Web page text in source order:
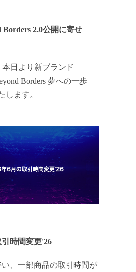
Borders 2.0公開に寄せ
本日より新ブランド
Borders 夢への一歩
します。
引時間変更'26
、一部商品の取引時間が